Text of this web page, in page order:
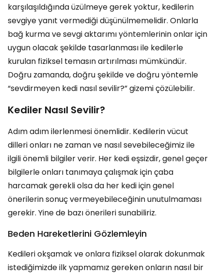
karşılaşıldığında üzülmeye gerek yoktur, kedilerin
sevgiye yanıt vermediği düşünülmemelidir. Onlarla
bağ kurma ve sevgi aktarımı yöntemlerinin onlar için
uygun olacak şekilde tasarlanması ile kedilerle
kurulan fiziksel temasın artırılması mümkündür.
Doğru zamanda, doğru şekilde ve doğru yöntemle
“sevdirmeyen kedi nasıl sevilir?” gizemi çözülebilir.
Kediler Nasıl Sevilir?
Adım adım ilerlenmesi önemlidir. Kedilerin vücut
dilleri onları ne zaman ve nasıl sevebileceğimiz ile
ilgili önemli bilgiler verir. Her kedi eşsizdir, genel geçer
bilgilerle onları tanımaya çalışmak için çaba
harcamak gerekli olsa da her kedi için genel
önerilerin sonuç vermeyebileceğinin unutulmaması
gerekir. Yine de bazı önerileri sunabiliriz.
Beden Hareketlerini Gözlemleyin
Kedileri okşamak ve onlara fiziksel olarak dokunmak
istediğimizde ilk yapmamız gereken onların nasıl bir